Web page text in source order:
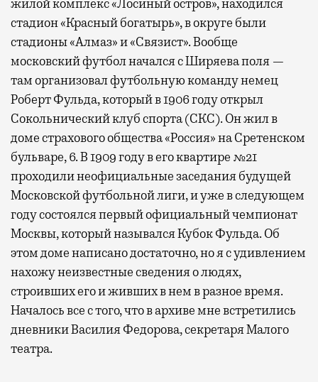
жилой комплекс «Лосиный остров», находился
стадион «Красный богатырь», в округе были
стадионы «Алмаз» и «Связист». Вообще
московский футбол начался с Ширяева поля —
там организовал футбольную команду немец
Роберт Фульда, который в 1906 году открыл
Сокольнический клуб спорта (СКС). Он жил в
доме страхового общества «Россия» на Сретенском
бульваре, 6. В 1909 году в его квартире №21
проходили неофициальные заседания будущей
Московской футбольной лиги, и уже в следующем
году состоялся первый официальный чемпионат
Москвы, который назывался Кубок Фульда. Об
этом доме написано достаточно, но я с удивлением
нахожу неизвестные сведения о людях,
строивших его и живших в нем в разное время.
Началось все с того, что в архиве мне встретились
дневники Василия Федорова, секретаря Малого
театра.